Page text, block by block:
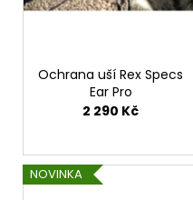
Ochrana uší Rex Specs
Ear Pro
2 290 Kč
NOVINKA